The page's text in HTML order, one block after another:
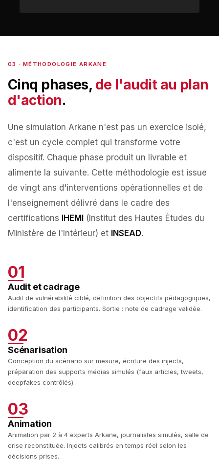
03 · MÉTHODOLOGIE ARKANE
Cinq phases, de l'audit au plan
d'action.
Une simulation Arkane n'est pas un exercice isolé,
c'est un cycle complet qui transforme votre
dispositif. Chaque phase produit un livrable et
alimente la suivante. Cette méthodologie est issue
de vingt ans d'interventions opérationnelles et de
l'enseignement délivré dans le cadre des
certifications
IHEMI
(Institut des Hautes Études du
Ministère de l'Intérieur) et INSEAD.
01
Audit et cadrage
Audit de vulnérabilité ciblé, définition des objectifs pédagogiques,
identification des participants. Sortie : note de cadrage validée.
02
Scénarisation
Conception du scénario sur mesure, écriture des injects,
préparation des supports médias simulés (faux articles, tweets,
deepfakes contrôlés).
03
Animation
Animation par 2 à 4 experts Arkane, journalistes simulés, salle de
crise reconstituée. Injects calibrés en temps réel selon les
décisions prises.